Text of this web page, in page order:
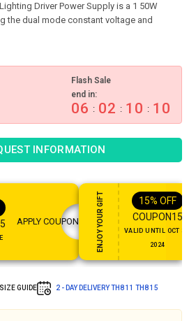
Driver Power Supply is a 1 50W
the dual mode constant voltage and
Flash Sale
end in:
06 : 02 : 10 : 09
INFORMATION
APPLY COUPON ENJOY YOUR GIFT 15% OFF
COUPON15
VALID UNTIL OCT 31,
2024
SIZE GUIDE 2 - DAY DELIVERYTH8 11 TH8 15